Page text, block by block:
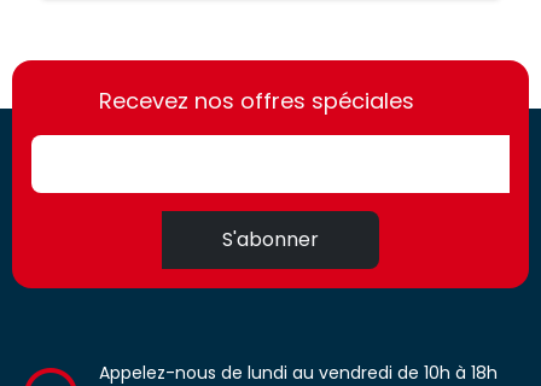
https://france-
access.fr
https://france-
access.fr
Recevez nos offres spéciales
S'abonner
Appelez-nous de lundi au vendredi de 10h à 18h